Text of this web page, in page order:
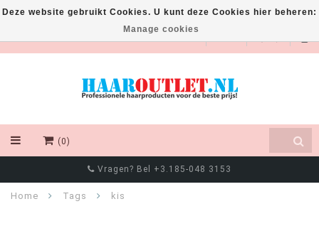
EUR
(0)
Vragen? Bel +3.185-048 3153
Home Tags kis
Deze website gebruikt Cookies. U kunt deze Cookies hier beheren:
Manage cookies